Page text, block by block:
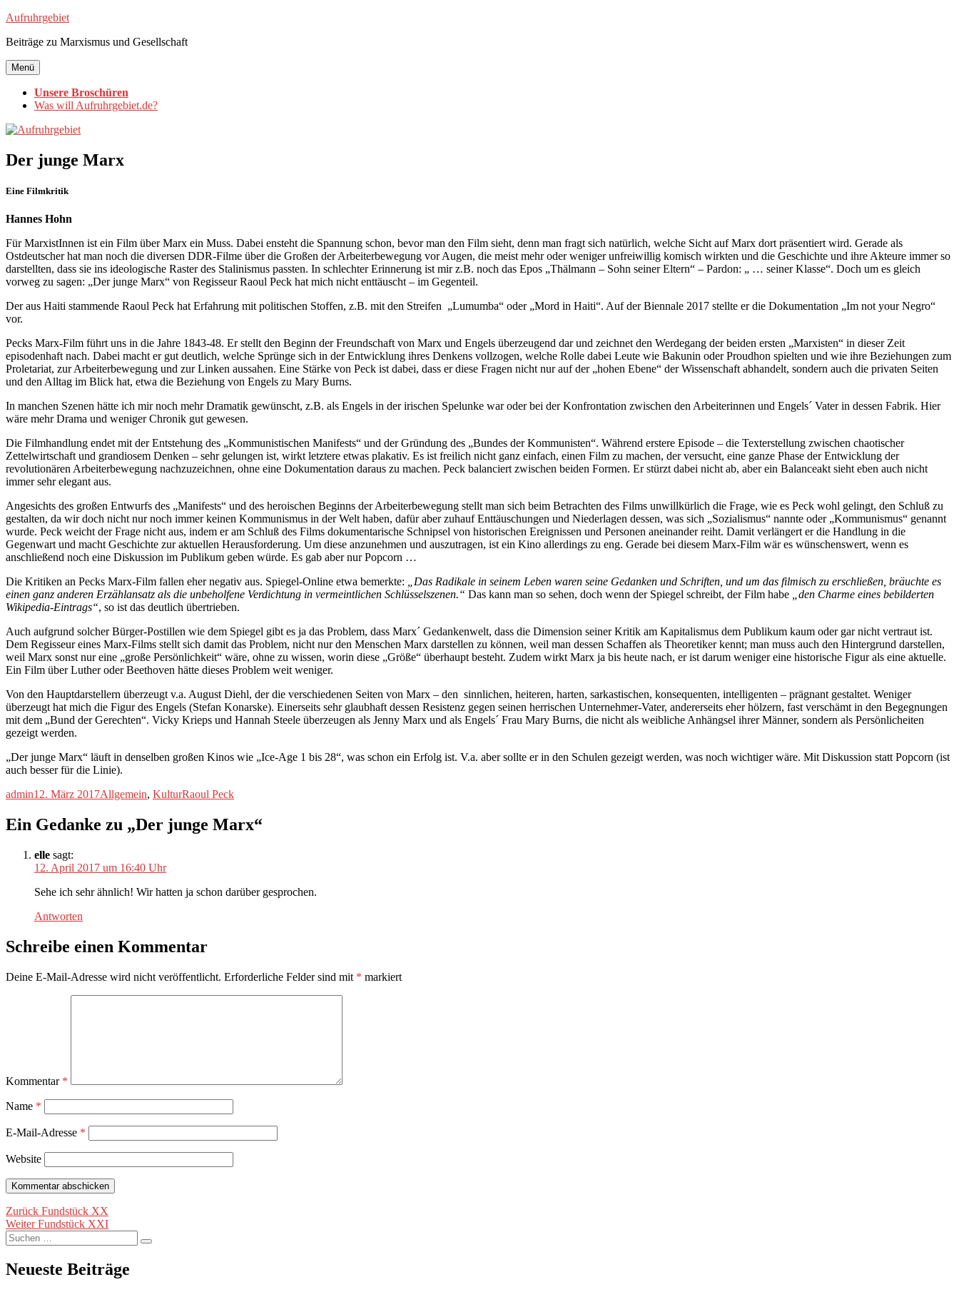
Zum
springen
Aufruhrgebiet
Beiträge zu Marxismus und Gesellschaft
Menü
Unsere Broschüren
Was will Aufruhrgebiet.de?
Der junge Marx
Eine Filmkritik
Hannes Hohn
Für MarxistInnen ist ein Film über Marx ein Muss. Dabei ensteht die Spannung schon, bevor man den Film sieht, denn man fragt sich natürlich, welche Sicht auf Marx dort präsentiert wird. Gerade als
Ostdeutscher hat man noch die diversen DDR-Filme über die Großen der Arbeiterbewegung vor Augen, die meist mehr oder weniger unfreiwillig komisch wirkten und die Geschichte und ihre Akteure immer so
darstellten, dass sie ins ideologische Raster des Stalinismus passten. In schlechter Erinnerung ist mir z.B. noch das Epos „Thälmann – Sohn seiner Eltern“ – Pardon: „ … seiner Klasse“. Doch um es gleich
vorweg zu sagen: „Der junge Marx“ von Regisseur Raoul Peck hat mich nicht enttäuscht – im Gegenteil.
Der aus Haiti stammende Raoul Peck hat Erfahrung mit politischen Stoffen, z.B. mit den Streifen „Lumumba“ oder „Mord in Haiti“. Auf der Biennale 2017 stellte er die Dokumentation „Im not your Negro“
vor.
Pecks Marx-Film führt uns in die Jahre 1843-48. Er stellt den Beginn der Freundschaft von Marx und Engels überzeugend dar und zeichnet den Werdegang der beiden ersten „Marxisten“ in dieser Zeit
episodenhaft nach. Dabei macht er gut deutlich, welche Sprünge sich in der Entwicklung ihres Denkens vollzogen, welche Rolle dabei Leute wie Bakunin oder Proudhon spielten und wie ihre Beziehungen zum
Proletariat, zur Arbeiterbewegung und zur Linken aussahen. Eine Stärke von Peck ist dabei, dass er diese Fragen nicht nur auf der „hohen Ebene“ der Wissenschaft abhandelt, sondern auch die privaten Seiten
und den Alltag im Blick hat, etwa die Beziehung von Engels zu Mary Burns.
In manchen Szenen hätte ich mir noch mehr Dramatik gewünscht, z.B. als Engels in der irischen Spelunke war oder bei der Konfrontation zwischen den Arbeiterinnen und Engels´ Vater in dessen Fabrik. Hier
wäre mehr Drama und weniger Chronik gut gewesen.
Die Filmhandlung endet mit der Entstehung des „Kommunistischen Manifests“ und der Gründung des „Bundes der Kommunisten“. Während erstere Episode – die Texterstellung zwischen chaotischer
Zettelwirtschaft und grandiosem Denken – sehr gelungen ist, wirkt letztere etwas plakativ. Es ist freilich nicht ganz einfach, einen Film zu machen, der versucht, eine ganze Phase der Entwicklung der
revolutionären Arbeiterbewegung nachzuzeichnen, ohne eine Dokumentation daraus zu machen. Peck balanciert zwischen beiden Formen. Er stürzt dabei nicht ab, aber ein Balanceakt sieht eben auch nicht
immer sehr elegant aus.
Angesichts des großen Entwurfs des „Manifests“ und des heroischen Beginns der Arbeiterbewegung stellt man sich beim Betrachten des Films unwillkürlich die Frage, wie es Peck wohl gelingt, den Schluß zu
gestalten, da wir doch nicht nur noch immer keinen Kommunismus in der Welt haben, dafür aber zuhauf Enttäuschungen und Niederlagen dessen, was sich „Sozialismus“ nannte oder „Kommunismus“ genannt
wurde. Peck weicht der Frage nicht aus, indem er am Schluß des Films dokumentarische Schnipsel von historischen Ereignissen und Personen aneinander reiht. Damit verlängert er die Handlung in die
Gegenwart und macht Geschichte zur aktuellen Herausforderung. Um diese anzunehmen und auszutragen, ist ein Kino allerdings zu eng. Gerade bei diesem Marx-Film wär es wünschenswert, wenn es
anschließend noch eine Diskussion im Publikum geben würde. Es gab aber nur Popcorn …
Die Kritiken an Pecks Marx-Film fallen eher negativ aus. Spiegel-Online etwa bemerkte:
Das Radikale in seinem Leben waren seine Gedanken und Schriften, und um das filmisch zu erschließen, bräuchte es
einen ganz anderen Erzählansatz als die unbeholfene Verdichtung in vermeintlichen Schlüsselszenen.“ Das kann man so sehen, doch wenn der Spiegel schreibt, der Film habe den Charme eines bebilderten
Wikipedia-Eintrags“, so ist das deutlich übertrieben.
Auch aufgrund solcher Bürger-Postillen wie dem Spiegel gibt es ja das Problem, dass Marx´ Gedankenwelt, dass die Dimension seiner Kritik am Kapitalismus dem Publikum kaum oder gar nicht vertraut ist.
Dem Regisseur eines Marx-Films stellt sich damit das Problem, nicht nur den Menschen Marx darstellen zu können, weil man dessen Schaffen als Theoretiker kennt; man muss auch den Hintergrund darstellen,
weil Marx sonst nur eine „große Persönlichkeit“ wäre, ohne zu wissen, worin diese „Größe“ überhaupt besteht. Zudem wirkt Marx ja bis heute nach, er ist darum weniger eine historische Figur als eine aktuelle.
Ein Film über Luther oder Beethoven hätte dieses Problem weit weniger.
Von den Hauptdarstellern überzeugt v.a. August Diehl, der die verschiedenen Seiten von Marx – den sinnlichen, heiteren, harten, sarkastischen, konsequenten, intelligenten – prägnant gestaltet. Weniger
überzeugt hat mich die Figur des Engels (Stefan Konarske). Einerseits sehr glaubhaft dessen Resistenz gegen seinen herrischen Unternehmer-Vater, andererseits eher hölzern, fast verschämt in den Begegnungen
mit dem „Bund der Gerechten“. Vicky Krieps und Hannah Steele überzeugen als Jenny Marx und als Engels´ Frau Mary Burns, die nicht als weibliche Anhängsel ihrer Männer, sondern als Persönlicheiten
gezeigt werden.
„Der junge Marx“ läuft in denselben großen Kinos wie „Ice-Age 1 bis 28“, was schon ein Erfolg ist. V.a. aber sollte er in den Schulen gezeigt werden, was noch wichtiger wäre. Mit Diskussion statt Popcorn (ist
auch besser für die Linie).
Autor
adminVeröffentlicht
12. März 2017Kategorien
Allgemein, KulturSchlagwörter
Raoul Peck
Ein Gedanke zu „Der junge Marx“
elle sagt:
12. April 2017 um 16:40 Uhr
Sehe ich sehr ähnlich! Wir hatten ja schon darüber gesprochen.
Antworten
Schreibe einen Kommentar
Deine E-Mail-Adresse wird nicht veröffentlicht. Erforderliche Felder sind mit * markiert
Kommentar *
Name *
E-Mail-Adresse *
Website
Beitragsnavigation
Zurück Vorheriger
Beitrag:
Fundstück XX
Weiter Nächster
Beitrag:
Fundstück XXI
Suche
nach:
Suchen
Neueste Beiträge